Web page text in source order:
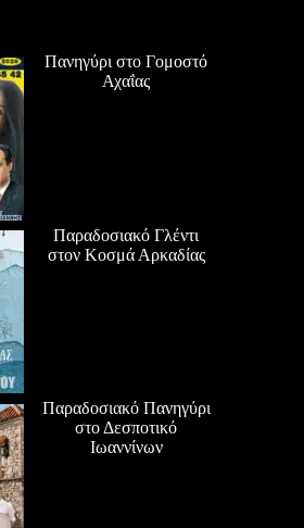
Πανηγύρι στο Γομοστό
Αχαΐας
Παραδοσιακό Γλέντι
στον Κοσμά Αρκαδίας
Παραδοσιακό Πανηγύρι
στο Δεσποτικό
Ιωαννίνων